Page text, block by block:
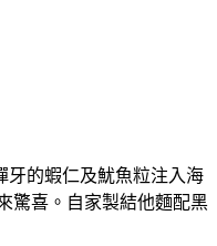
牙的蝦仁及魷⿂粒注入海
驚喜。⾃家製結他麵配⿊